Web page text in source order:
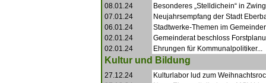
08.01.24
Besonderes „Stelldichein“ in
07.01.24
Neujahrsempfang der Stadt
06.01.24
Stadtwerke-Themen im
02.01.24
Gemeinderat beschloss
02.01.24
Ehrungen für Kommunalpolitiker...
Kultur und Bildung
27.12.24
Kulturlabor lud zum